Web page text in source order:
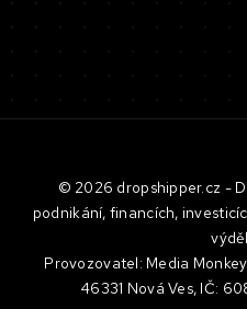
© 2026 dropshipper.cz -
podnikání, financích,
Provozovatel: Media
46331 Nová Ves, IČ: